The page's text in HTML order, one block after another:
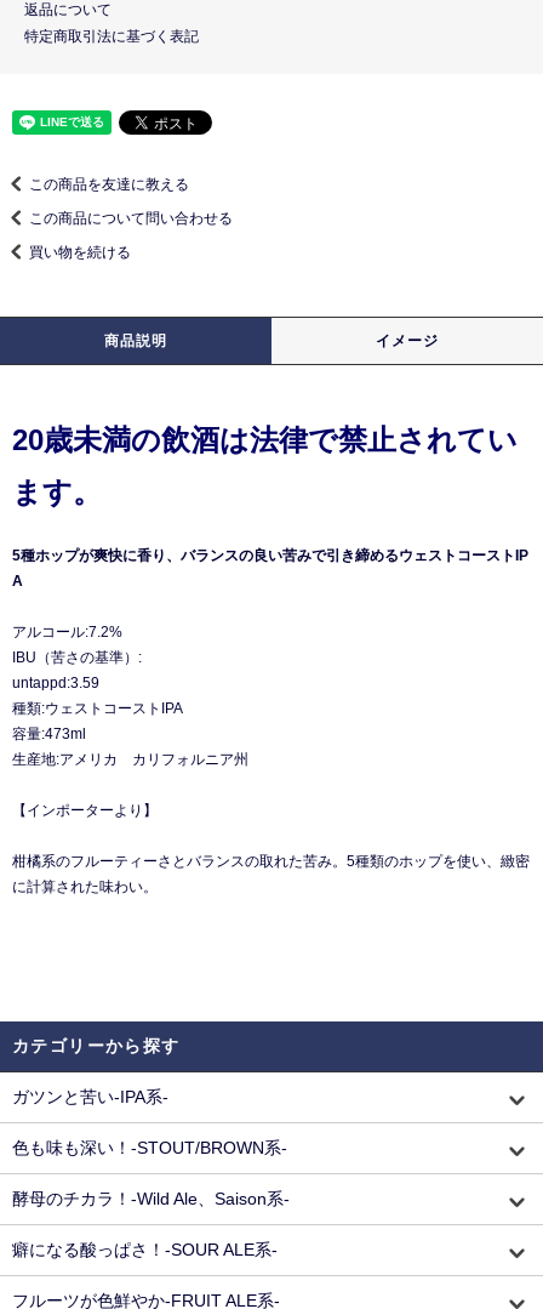
返品について
特定商取引法に基づく表記
この商品を友達に教える
この商品について問い合わせる
買い物を続ける
商品説明 イメージ
20歳未満の飲酒は法律で禁止されてい
ます。
5種ホップが爽快に香り、バランスの良い苦みで引き締めるウェストコーストIP
A
アルコール:7.2%
IBU（苦さの基準）:
untappd:3.59
種類:ウェストコーストIPA
容量:473ml
生産地:アメリカ カリフォルニア州
【インポーターより】
柑橘系のフルーティーさとバランスの取れた苦み。5種類のホップを使い、緻密
に計算された味わい。
カテゴリーから探す
ガツンと苦い-IPA系-
色も味も深い！-STOUT/BROWN系-
酵母のチカラ！-Wild Ale、Saison系-
癖になる酸っぱさ！-SOUR ALE系-
フルーツが色鮮やか-FRUIT ALE系-